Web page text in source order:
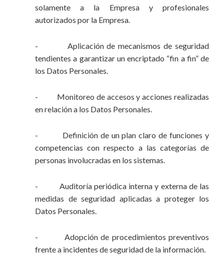
solamente a la Empresa y profesionales
autorizados por la Empresa.
- Aplicación de mecanismos de seguridad
tendientes a garantizar un encriptado “fin a fin” de
los Datos Personales.
- Monitoreo de accesos y acciones realizadas
en relación a los Datos Personales.
- Definición de un plan claro de funciones y
competencias con respecto a las categorías de
personas involucradas en los sistemas.
- Auditoría periódica interna y externa de las
medidas de seguridad aplicadas a proteger los
Datos Personales.
- Adopción de procedimientos preventivos
frente a incidentes de seguridad de la información.